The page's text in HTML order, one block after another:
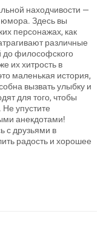
находчивости —
Здесь вы
персонажах, как
различные
до философского
их хитрость в
маленькая история,
вызвать улыбку и
для того, чтобы
упустите
анекдотами!
с друзьями в
радость и хорошее